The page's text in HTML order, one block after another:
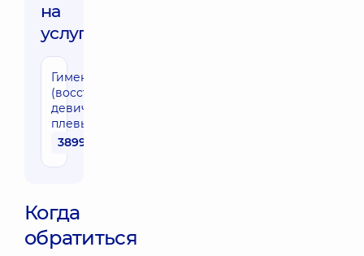
на
услуги:
Гименопластика
(восстановление
девичьей
плевы)
38990 грн
Когда
обратиться